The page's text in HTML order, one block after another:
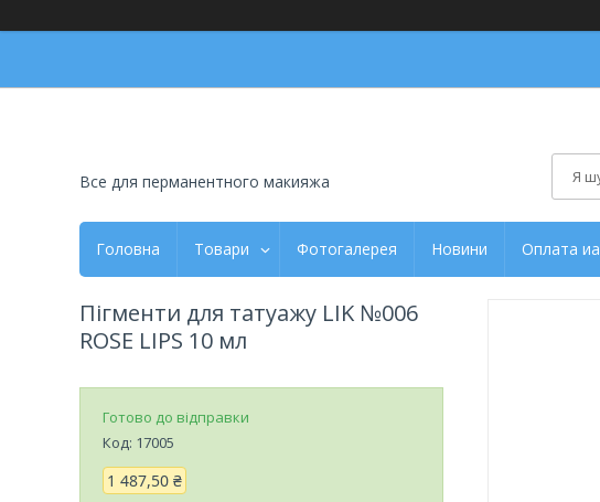
Все для перманентного макияжа
Головна Товари Фотогалерея Новини Оплата
Пігменти для татуажу LIK №006
ROSE LIPS 10 мл
Готово до відправки
Код: 17005
1 487,50 ₴